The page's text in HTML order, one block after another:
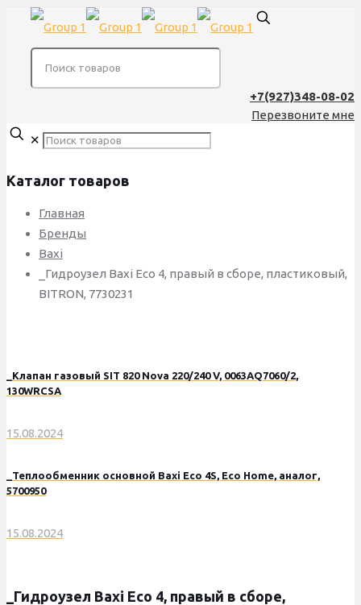
+7(927)348-08-02
Перезвоните мне
✕
Каталог товаров
Главная
Бренды
Baxi
_Гидроузел Baxi Eco 4, правый в сборе, пластиковый,
BITRON, 7730231
_Клапан газовый SIT 820 Nova 220/240 V, 0063AQ7060/2,
130WRCSA
15.08.2024
_Теплообменник основной Baxi Eco 4S, Eco Home, аналог,
5700950
15.08.2024
_Гидроузел Baxi Eco 4, правый в сборе,